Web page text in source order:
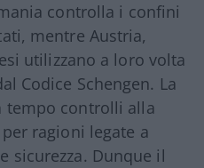
controlla i confini
mentre Austria,
utilizzano a loro volta
Codice Schengen. La
tempo controlli alla
ragioni legate a
sicurezza. Dunque il